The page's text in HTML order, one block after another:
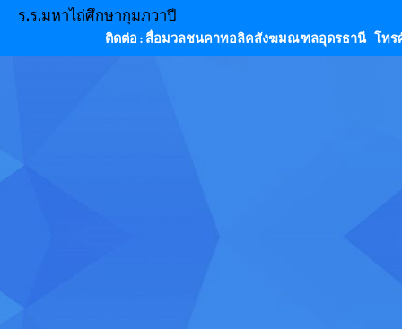
ร.ร.มหาไถ่ศึกษากุมภวาปี
ติดต่อ : สื่อมวลชนคาทอลิคสังฆมณฑลอุดรธานี โทรศัพ